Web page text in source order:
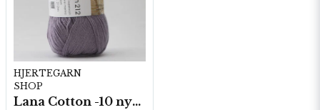
HJERTEGARN
SHOP
Lana Cotton -10 nystan á 50g./fp.